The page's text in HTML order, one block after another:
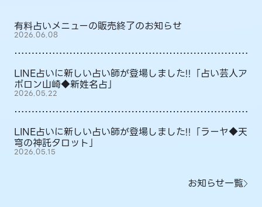
有料占いメニューの販売終了のお知らせ
2026.06.08
LINE占いに新しい占い師が登場しました!!「占い芸人ア
ポロン山崎◆新姓名占」
2026.05.22
LINE占いに新しい占い師が登場しました!!「ラーヤ◆天
穹の神託タロット」
2026.05.15
お知らせ一覧